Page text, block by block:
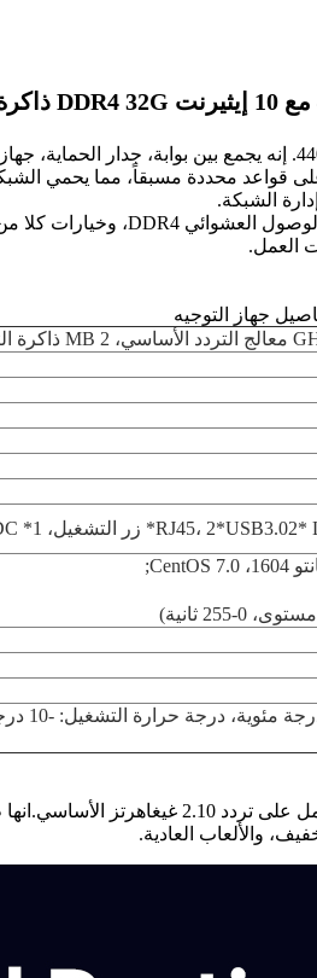
قواعد محددة مسبقاً، مما يحمي
الشبكة.
العمل.
جهاز التوجيه